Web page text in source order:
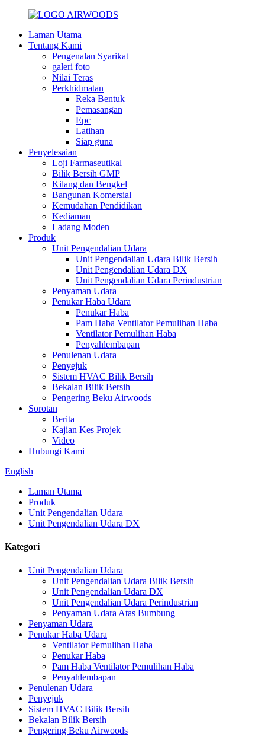
Laman Utama
Tentang Kami
Pengenalan Syarikat
galeri foto
Nilai Teras
Perkhidmatan
Reka Bentuk
Pemasangan
Epc
Latihan
Siap guna
Penyelesaian
Loji Farmaseutikal
Bilik Bersih GMP
Kilang dan Bengkel
Bangunan Komersial
Kemudahan Pendidikan
Kediaman
Ladang Moden
Produk
Unit Pengendalian Udara
Unit Pengendalian Udara Bilik Bersih
Unit Pengendalian Udara DX
Unit Pengendalian Udara Perindustrian
Penyaman Udara
Penukar Haba Udara
Penukar Haba
Pam Haba Ventilator Pemulihan Haba
Ventilator Pemulihan Haba
Penyahlembapan
Penulenan Udara
Penyejuk
Sistem HVAC Bilik Bersih
Bekalan Bilik Bersih
Pengering Beku Airwoods
Sorotan
Berita
Kajian Kes Projek
Video
Hubungi Kami
English
Laman Utama
Produk
Unit Pengendalian Udara
Unit Pengendalian Udara DX
Kategori
Unit Pengendalian Udara
Unit Pengendalian Udara Bilik Bersih
Unit Pengendalian Udara DX
Unit Pengendalian Udara Perindustrian
Penyaman Udara Atas Bumbung
Penyaman Udara
Penukar Haba Udara
Ventilator Pemulihan Haba
Penukar Haba
Pam Haba Ventilator Pemulihan Haba
Penyahlembapan
Penulenan Udara
Penyejuk
Sistem HVAC Bilik Bersih
Bekalan Bilik Bersih
Pengering Beku Airwoods